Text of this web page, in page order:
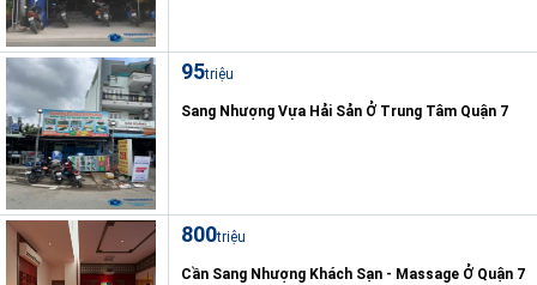
95triệu
Sang Nhượng Vựa Hải Sản Ở Trung Tâm Quận 7
800triệu
Cần Sang Nhượng Khách Sạn - Massage Ở Quận 7